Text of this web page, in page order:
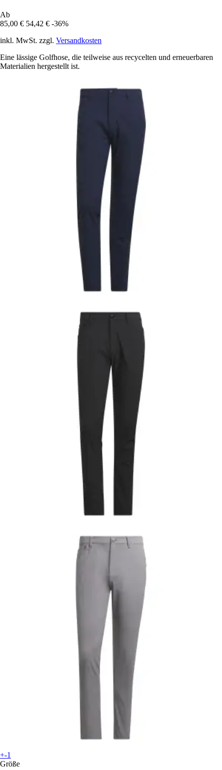
Ab
85,00 € 54,42 € -36%
inkl. MwSt. zzgl. Versandkosten
Eine lässige Golfhose, die teilweise aus recycelten und erneuerbaren
Materialien hergestellt ist.
+-1
Größe